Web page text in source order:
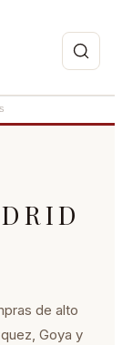
tiempo.
de alto
Goya y